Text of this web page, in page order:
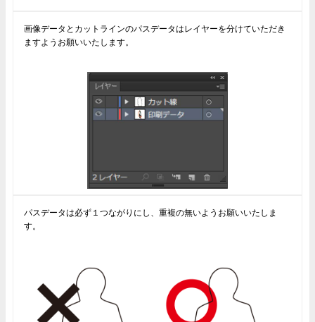
画像データとカットラインのパスデータはレイヤーを分けていただき
ますようお願いいたします。
パスデータは必ず１つながりにし、重複の無いようお願いいたしま
す。